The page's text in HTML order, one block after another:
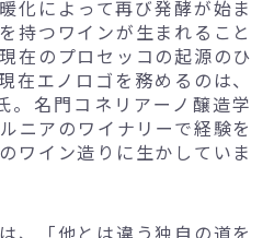
化によって再び発酵が始ま
持つワインが生まれること
在のプロセッコの起源のひ
在エノロゴを務めるのは、
。名門コネリアーノ醸造学
ニアのワイナリーで経験を
ワイン造りに生かしていま